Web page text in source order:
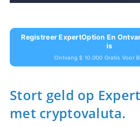
Registreer ExpertOption En
Is
Ontvang $ 10.000 Gratis Voor
Stort geld op
met cryptovaluta.